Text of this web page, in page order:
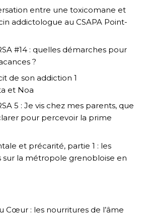
entre une toxicomane et
addictologue au CSAPA Point-
#14 : quelles démarches pour
?
de son addiction 1
et Noa
5 : Je vis chez mes parents, que
pour percevoir la prime
et précarité, partie 1 : les
sur la métropole grenobloise en
Cœur : les nourritures de l’âme